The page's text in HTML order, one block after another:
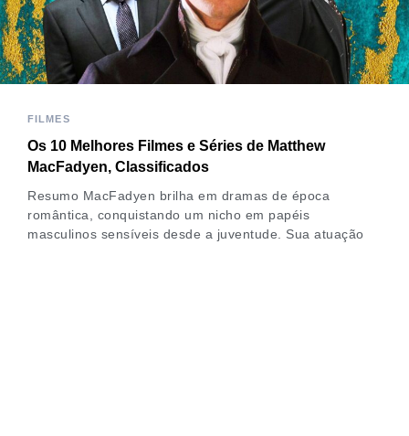
FILMES
Os 10 Melhores Filmes e Séries de Matthew
MacFadyen, Classificados
Resumo MacFadyen brilha em dramas de época
romântica, conquistando um nicho em papéis
masculinos sensíveis desde a juventude. Sua atuação